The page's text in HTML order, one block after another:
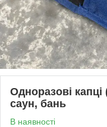
Одноразові капці
саун, бань
В наявності